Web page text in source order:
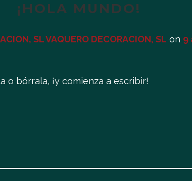
¡HOLA MUNDO!
SL VAQUERO DECORACION, SL on 9
o bórrala, ¡y comienza a escribir!